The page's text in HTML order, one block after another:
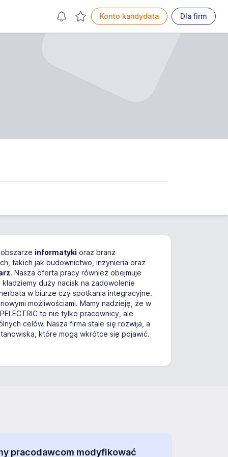
Konto kandydata Dla firm
informatyki oraz branż
takich jak budownictwo, inżynieria oraz
. Nasza oferta pracy również obejmuje
duży nacisk na zadowolenie
w biurze czy spotkania integracyjne.
możliwościami. Mamy nadzieję, że w
to nie tylko pracownicy, ale
celów. Nasza firma stale się rozwija, a
które mogą wkrótce się pojawić.
pracodawcom modyfikować